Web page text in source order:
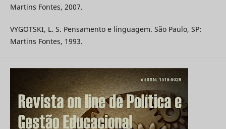
Martins Fontes, 2007.
VYGOTSKI, L. S. Pensamento e linguagem. São Paulo, SP:
Martins Fontes, 1993.